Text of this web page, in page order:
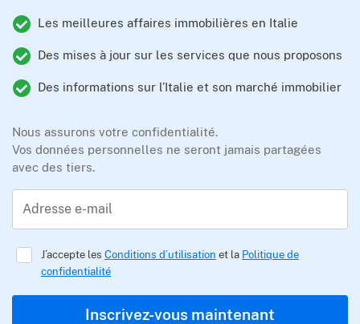
Les meilleures affaires immobilières en Italie
Des mises à jour sur les services que nous proposons
Des informations sur l’Italie et son marché immobilier
Nous assurons votre confidentialité.
Vos données personnelles ne seront jamais partagées
avec des tiers.
Adresse e-mail
J’accepte les Conditions d’utilisation et la Politique de
confidentialité
Inscrivez-vous maintenant